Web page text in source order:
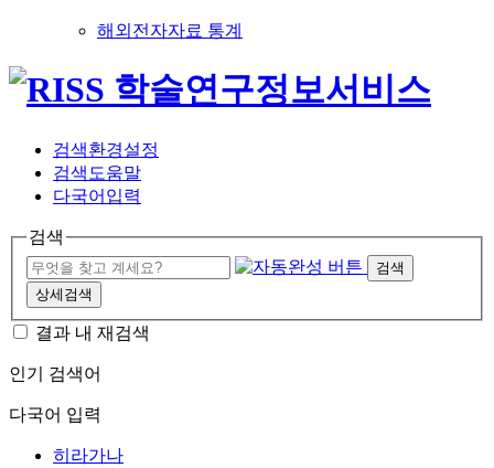
해외전자자료 통계
검색환경설정
검색도움말
다국어입력
검색
검색
상세검색
결과 내 재검색
인기 검색어
다국어 입력
히라가나